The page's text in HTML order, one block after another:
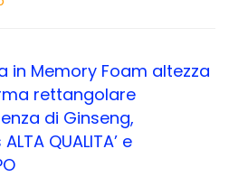
in Memory Foam altezza
rettangolare
di Ginseng,
QUALITA’ e